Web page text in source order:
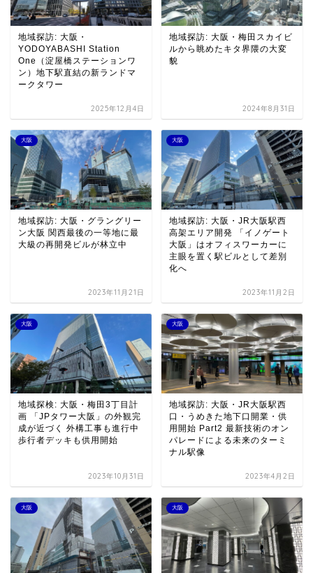
地域探訪: 大阪・
YODOYABASHI Station
One（淀屋橋ステーションワ
ン）地下駅直結の新ランドマ
ークタワー
2025年12月4日
地域探訪: 大阪・梅田スカイビ
ルから眺めたキタ界隈の大変
貌
2024年8月31日
大阪
地域探訪: 大阪・グラングリー
ン大阪 関西最後の一等地に最
大級の再開発ビルが林立中
2023年11月21日
大阪
地域探訪: 大阪・JR大阪駅西
高架エリア開発 「イノゲート
大阪」はオフィスワーカーに
主眼を置く駅ビルとして差別
化へ
2023年11月2日
大阪
地域探検: 大阪・梅田3丁目計
画 「JPタワー大阪」の外観完
成が近づく 外構工事も進行中
歩行者デッキも供用開始
2023年10月31日
大阪
地域探訪: 大阪・JR大阪駅西
口・うめきた地下口開業・供
用開始 Part2 最新技術のオン
パレードによる未来のターミ
ナル駅像
2023年4月2日
大阪 大阪